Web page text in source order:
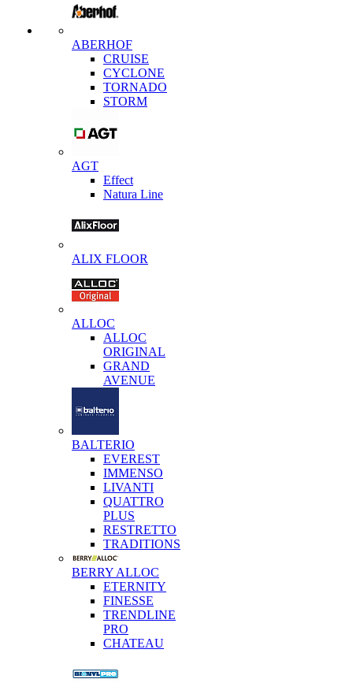
ABERHOF
CRUISE
CYCLONE
TORNADO
STORM
AGT
Effect
Natura Line
ALIX FLOOR
ALLOC
ALLOC
ORIGINAL
GRAND
AVENUE
BALTERIO
EVEREST
IMMENSO
LIVANTI
QUATTRO
PLUS
RESTRETTO
TRADITIONS
BERRY ALLOC
ETERNITY
FINESSE
TRENDLINE
PRO
CHATEAU